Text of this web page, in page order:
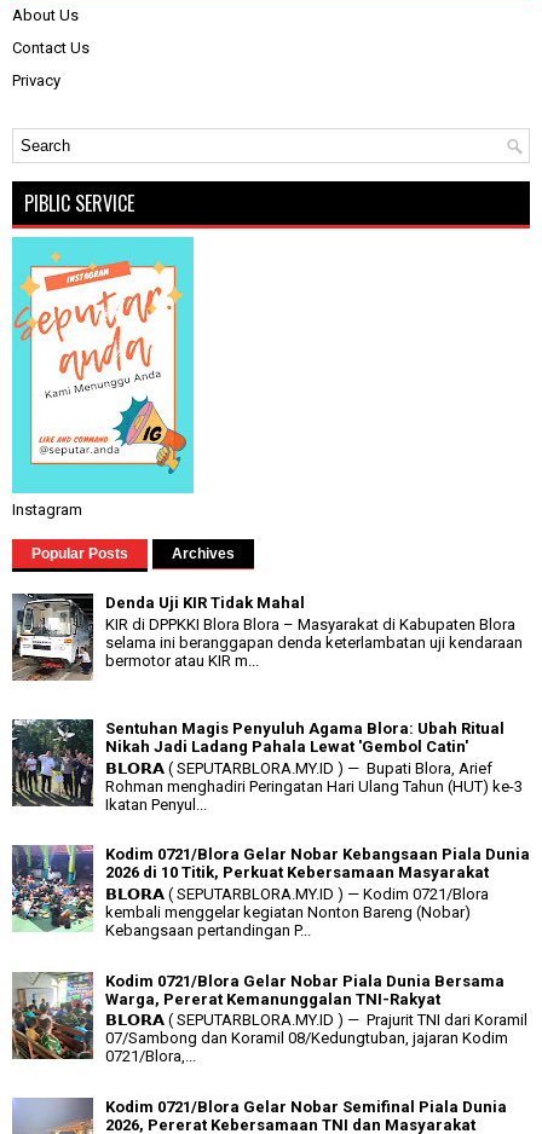
About Us
Contact Us
Privacy
PIBLIC SERVICE
Instagram
Popular Posts Archives
Denda Uji KIR Tidak Mahal
KIR di DPPKKI Blora Blora – Masyarakat di Kabupaten Blora
selama ini beranggapan denda keterlambatan uji kendaraan
bermotor atau KIR m...
Sentuhan Magis Penyuluh Agama Blora: Ubah Ritual
Nikah Jadi Ladang Pahala Lewat 'Gembol Catin'
𝗕𝗟𝗢𝗥𝗔 ( SEPUTARBLORA.MY.ID ) — Bupati Blora, Arief
Rohman menghadiri Peringatan Hari Ulang Tahun (HUT) ke-3
Ikatan Penyul...
Kodim 0721/Blora Gelar Nobar Kebangsaan Piala Dunia
2026 di 10 Titik, Perkuat Kebersamaan Masyarakat
𝗕𝗟𝗢𝗥𝗔 ( SEPUTARBLORA.MY.ID ) — Kodim 0721/Blora
kembali menggelar kegiatan Nonton Bareng (Nobar)
Kebangsaan pertandingan P...
Kodim 0721/Blora Gelar Nobar Piala Dunia Bersama
Warga, Pererat Kemanunggalan TNI-Rakyat
𝗕𝗟𝗢𝗥𝗔 ( SEPUTARBLORA.MY.ID ) — Prajurit TNI dari Koramil
07/Sambong dan Koramil 08/Kedungtuban, jajaran Kodim
0721/Blora,...
Kodim 0721/Blora Gelar Nobar Semifinal Piala Dunia
2026, Pererat Kebersamaan TNI dan Masyarakat